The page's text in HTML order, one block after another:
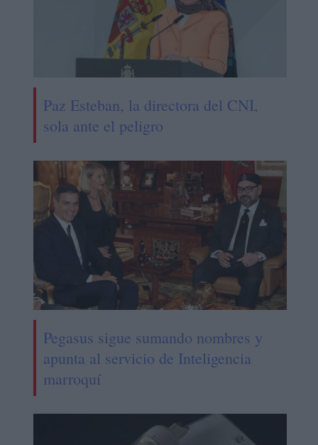
Paz Esteban, la directora del CNI,
sola ante el peligro
Pegasus sigue sumando nombres y
apunta al servicio de Inteligencia
marroquí